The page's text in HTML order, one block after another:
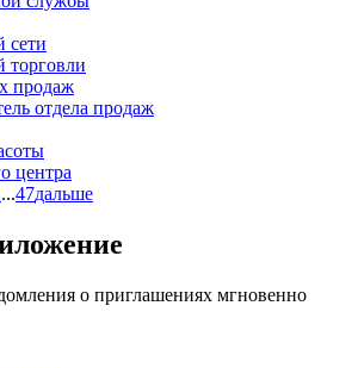
сети
торговли
продаж
отдела продаж
центра
...47дальше
о приглашениях мгновенно